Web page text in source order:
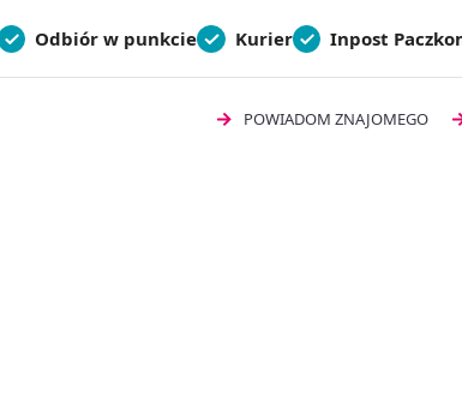
Odbiór w punkcie Kurier Inpost
POWIADOM ZNAJOMEGO